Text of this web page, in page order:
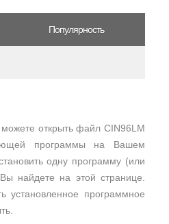
Популярность
открыть файл CIN96LM
программы на Вашем
одну программу (или
найдете на этой странице.
установленное программное